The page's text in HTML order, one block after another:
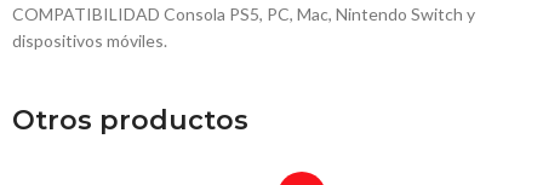
COMPATIBILIDAD Consola PS5, PC, Mac, Nintendo Switch y
dispositivos móviles.
Otros productos